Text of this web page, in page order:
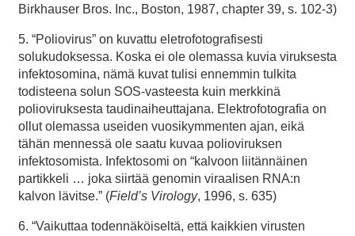
Birkhauser Bros. Inc., Boston, 1987, chapter 39, s. 102-3)
5. “Poliovirus” on kuvattu eletrofotografisesti
solukudoksessa. Koska ei ole olemassa kuvia viruksesta
infektosomina, nämä kuvat tulisi ennemmin tulkita
todisteena solun SOS-vasteesta kuin merkkinä
polioviruksesta taudinaiheuttajana. Elektrofotografia on
ollut olemassa useiden vuosikymmenten ajan, eikä
tähän mennessä ole saatu kuvaa polioviruksen
infektosomista. Infektosomi on “kalvoon liitännäinen
partikkeli … joka siirtää genomin viraalisen RNA:n
kalvon lävitse.” (Field’s Virology, 1996, s. 635)
6. “Vaikuttaa todennäköiseltä, että kaikkien virusten